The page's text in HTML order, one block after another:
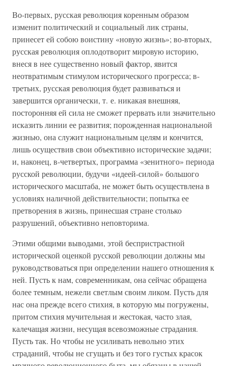
Во-первых, русская революция коренным образом
изменит политический и социальный лик страны,
принесет ей собою воистину «новую жизнь»; во-вторых,
русская революция оплодотворит мировую историю,
внеся в нее существенно новый фактор, явится
неотвратимым стимулом исторического прогресса; в-
третьих, русская революция будет развиваться и
завершится органически, т. е. никакая внешняя,
посторонняя ей сила не сможет прервать или значительно
исказить линии ее развития; порожденная национальной
жизнью, она служит национальным целям и кончится,
лишь осуществив свои объективно исторические задачи;
и, наконец, в-четвертых, программа «зенитного» периода
русской революции, будучи «идеей-силой» большого
исторического масштаба, не может быть осуществлена в
условиях наличной действительности; попытка ее
претворения в жизнь, принесшая стране столько
разрушений, объективно неповторима.
Этими общими выводами, этой беспристрастной
исторической оценкой русской революции должны мы
руководствоваться при определении нашего отношения к
ней. Пусть к нам, современникам, она сейчас обращена
более темным, нежели светлым своим ликом. Пусть для
нас она прежде всего стихия, в которую мы погружены,
притом стихия мучительная и жестокая, часто злая,
калечащая жизни, несущая всевозможные страдания.
Пусть так. Но чтобы не усиливать невольно этих
страданий, чтобы не сгущать и без того густых красок